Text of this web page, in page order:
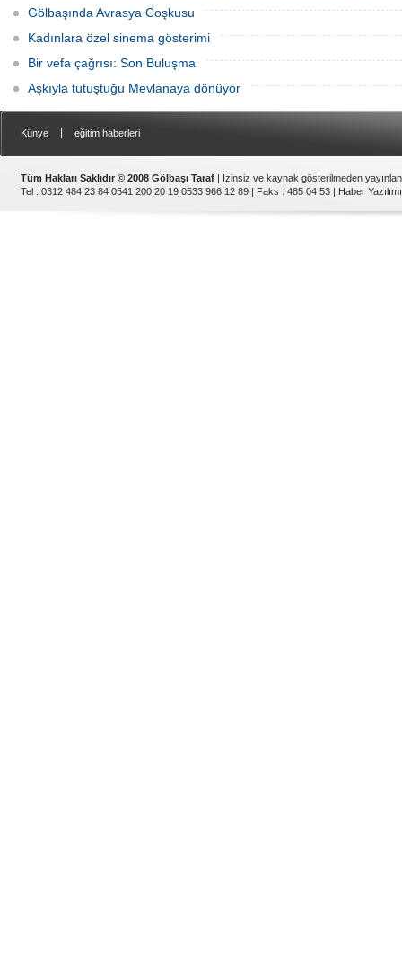
Gölbaşında Avrasya Coşkusu
Kadınlara özel sinema gösterimi
Bir vefa çağrısı: Son Buluşma
Aşkıyla tutuştuğu Mevlanaya dönüyor
Künye eğitim haberleri
Tüm Hakları Saklıdır © 2008 Gölbaşı Taraf | İzinsiz ve kaynak gösterilmeden
Tel : 0312 484 23 84 0541 200 20 19 0533 966 12 89 | Faks : 485 04 53 | Haber Yazılımı